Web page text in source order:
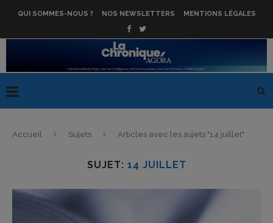
QUI SOMMES-NOUS ? NOS NEWSLETTERS MENTIONS LÉGALES
Accueil Sujets Articles avec les sujets "14 juillet"
SUJET: 14 JUILLET